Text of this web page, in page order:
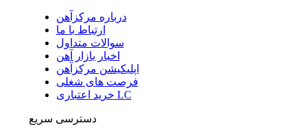
درباره مرکزآهن
ارتباط با ما
سوالات متداول
اخبار بازار آهن
اپلیکیشن مرکزآهن
فرصت های شغلی
خرید اعتباری LC
دسترسی سریع